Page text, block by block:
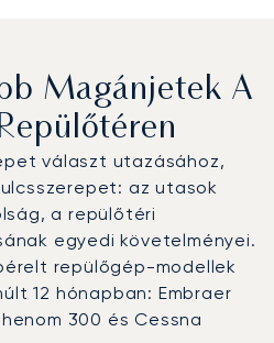
Magánjetek A
választ utazásához,
az utasok
a repülőtéri
egyedi követelményei.
repülőgép-modellek
12 hónapban: Embraer
300 és Cessna